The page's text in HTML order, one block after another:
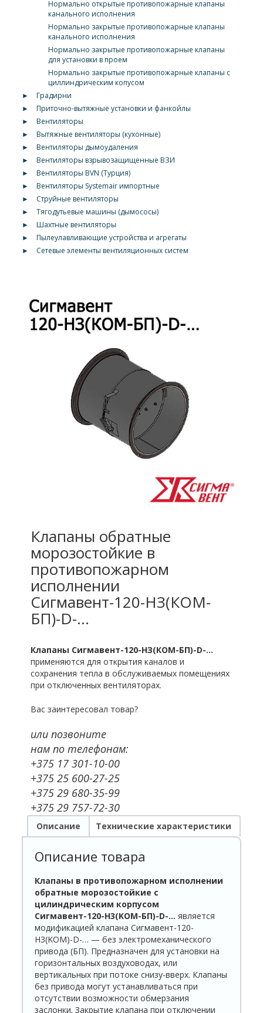
Нормально открытые противопожарные клапаны
канального исполнения
Нормально закрытые противопожарные клапаны
канального исполнения
Нормально закрытые противопожарные клапаны
для установки в проем
Нормально закрытые противопожарные клапаны с
циллиндрическим копусом
►
Градирни
►
Приточно-вытяжные установки и фанкойлы
►
Вентиляторы
►
Вытяжные вентиляторы (кухонные)
►
Вентиляторы дымоудаления
►
Вентиляторы взрывозащищенные ВЗИ
►
Вентиляторы BVN (Турция)
►
Вентиляторы Systemair импортные
►
Струйные вентиляторы
►
Тягодутьевые машины (дымососы)
►
Шахтные вентиляторы
►
Пылеулавливающие устройства и агрегаты
►
Сетевые элементы вентиляционных систем
Клапаны обратные
морозостойкие в
противопожарном
исполнении
Сигмавент-120-НЗ(КОМ-
БП)-D-…
Клапаны Сигмавент-120-НЗ(КОМ-БП)-D-…
применяются для открытия каналов и
сохранения тепла в обслуживаемых помещениях
при отключенных вентиляторах.
Вас заинтересовал товар?
или позвоните
нам по телефонам:
+375 17 301-10-00
+375 25 600-27-25
+375 29 680-35-99
+375 29 757-72-30
Описание Технические характеристики
Описание товара
Клапаны в противопожарном исполнении
обратные морозостойкие с
цилиндрическим корпусом
Сигмавент-120-H3(KOM-БП)-D-…является
модификацией клапана Сигмавент-120-
H3(KOM)-D-… — без электромеханического
привода (БП). Предназначен для установки на
горизонтальных воздуховодах, или
вертикальных при потоке снизу-вверх. Клапаны
без привода могут устанавливаться при
отсутствии возможности обмерзания
заслонки. Закрытие клапана при отключении